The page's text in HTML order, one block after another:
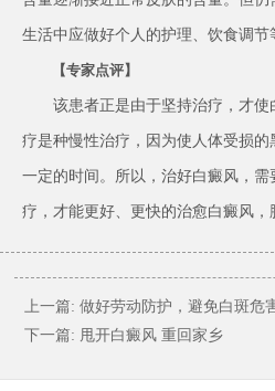
生活中应做好个人的护理、饮食调节
【专家点评】
该患者正是由于坚持治疗，才使
疗是种慢性治疗，因为使人体受损
一定的时间。所以，治好白癜风，
疗，才能更好、更快的治愈白癜风，
上一篇: 做好劳动防护，避免白斑危
下一篇: 甩开白癜风 重回家乡